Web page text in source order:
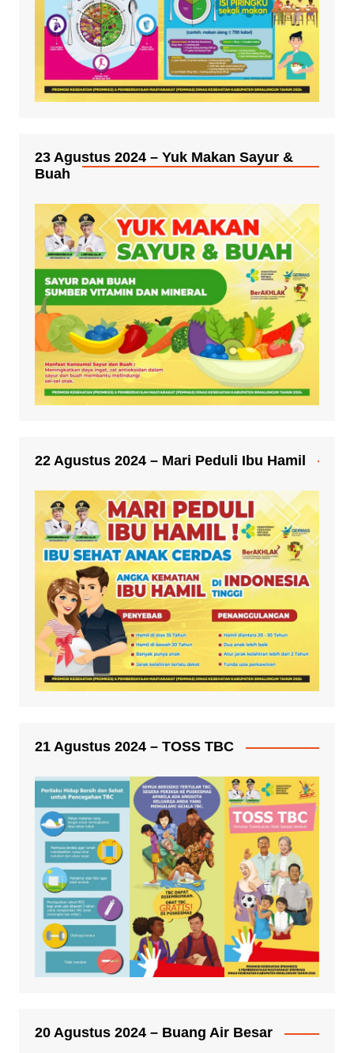
23 Agustus 2024 – Yuk Makan Sayur &
Buah
22 Agustus 2024 – Mari Peduli Ibu Hamil
21 Agustus 2024 – TOSS TBC
20 Agustus 2024 – Buang Air Besar